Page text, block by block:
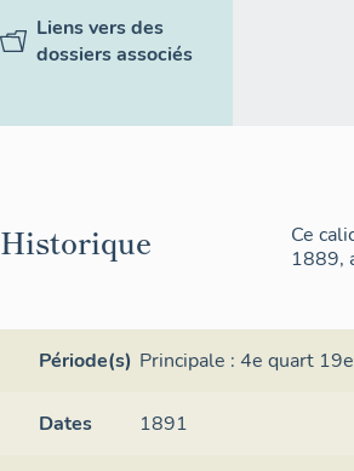
Liens vers des
dossiers associés
Historique
Ce
1889,
Période(s) Principale :4e quart
Dates 1891